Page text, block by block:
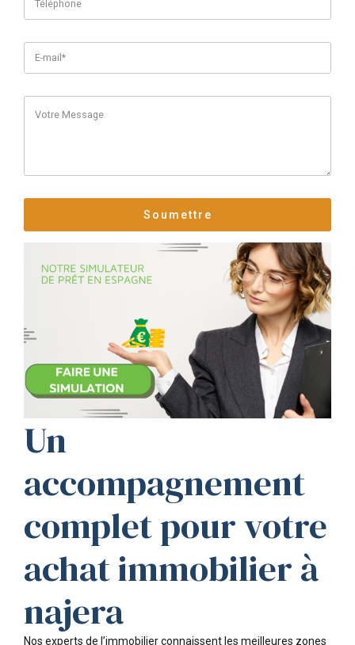
Un
accompagnement
complet pour votre
achat immobilier à
najera
Nos experts de l’immobilier connaissent les meilleures zones